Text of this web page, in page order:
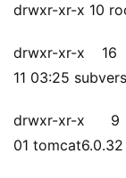
drwxr-xr-x 10
drwxr-xr-x
11 03:25
drwxr-xr-x
01 tomcat6.0.32